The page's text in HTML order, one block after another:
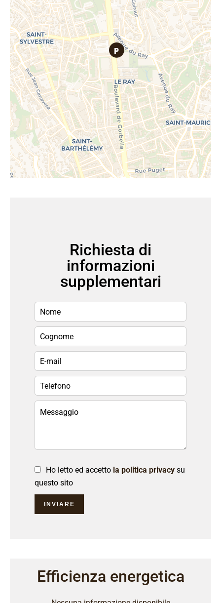
Richiesta di
informazioni
supplementari
Ho letto ed accetto la politica privacy su
questo sito
INVIARE
Efficienza energetica